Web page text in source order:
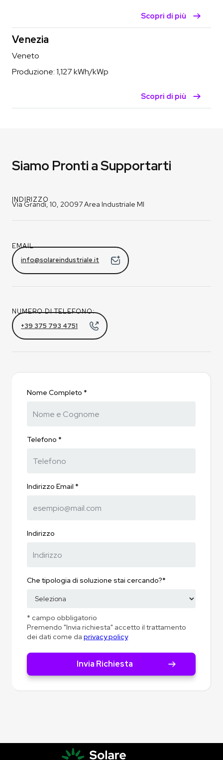
Scopri di più
Venezia
Veneto
Produzione:1,127kWh/kWp
Scopri di più
Siamo Pronti a Supportarti
INDIRIZZO
Via Grandi, 10, 20097 Area Industriale MI
EMAIL
info@solareindustriale.it
NUMERO DI TELEFONO:
+39 375 793 4751
Nome Completo *
Telefono *
Indirizzo Email *
Indirizzo
Che tipologia di soluzione stai cercando?*
* campo obbligatorio
Premendo "Invia richiesta" accetto il trattamento
dei dati come daprivacy policy